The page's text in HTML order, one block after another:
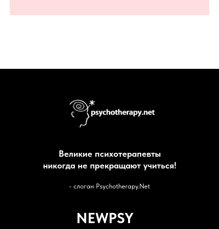
Великие психотерапевты
никогда не прекращают учиться!
- cлоган Psychotherapy.Net
NEWPSY